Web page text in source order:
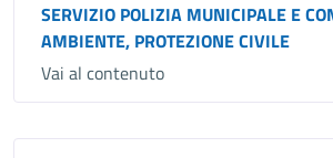
SERVIZIO POLIZIA MUNICIPALE E
AMBIENTE, PROTEZIONE CIVILE
Vai al contenuto